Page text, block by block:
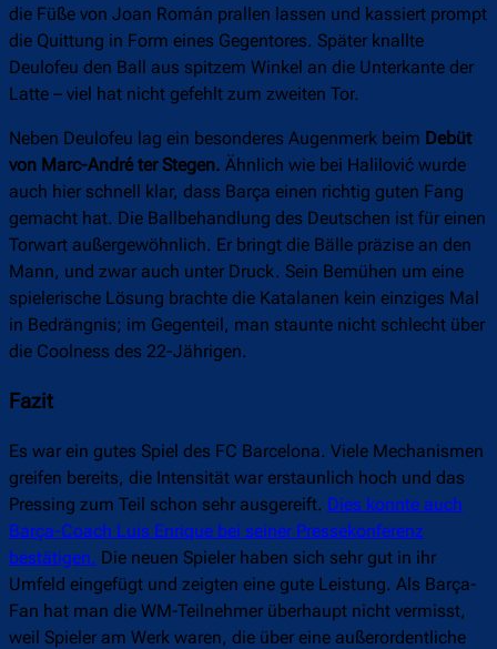
die Füße von Joan Román prallen lassen und kassiert prompt
die Quittung in Form eines Gegentores. Später knallte
Deulofeu den Ball aus spitzem Winkel an die Unterkante der
Latte – viel hat nicht gefehlt zum zweiten Tor.
Neben Deulofeu lag ein besonderes Augenmerk beim Debüt
von Marc-André ter Stegen. Ähnlich wie bei Halilović wurde
auch hier schnell klar, dass Barça einen richtig guten Fang
gemacht hat. Die Ballbehandlung des Deutschen ist für einen
Torwart außergewöhnlich. Er bringt die Bälle präzise an den
Mann, und zwar auch unter Druck. Sein Bemühen um eine
spielerische Lösung brachte die Katalanen kein einziges Mal
in Bedrängnis; im Gegenteil, man staunte nicht schlecht über
die Coolness des 22-Jährigen.
Fazit
Es war ein gutes Spiel des FC Barcelona. Viele Mechanismen
greifen bereits, die Intensität war erstaunlich hoch und das
Pressing zum Teil schon sehr ausgereift. Dies konnte auch
Barça-Coach Luis Enrique bei seiner Pressekonferenz
bestätigen. Die neuen Spieler haben sich sehr gut in ihr
Umfeld eingefügt und zeigten eine gute Leistung. Als Barça-
Fan hat man die WM-Teilnehmer überhaupt nicht vermisst,
weil Spieler am Werk waren, die über eine außerordentliche